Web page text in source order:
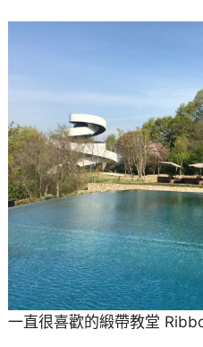
一直很喜歡的緞帶教堂